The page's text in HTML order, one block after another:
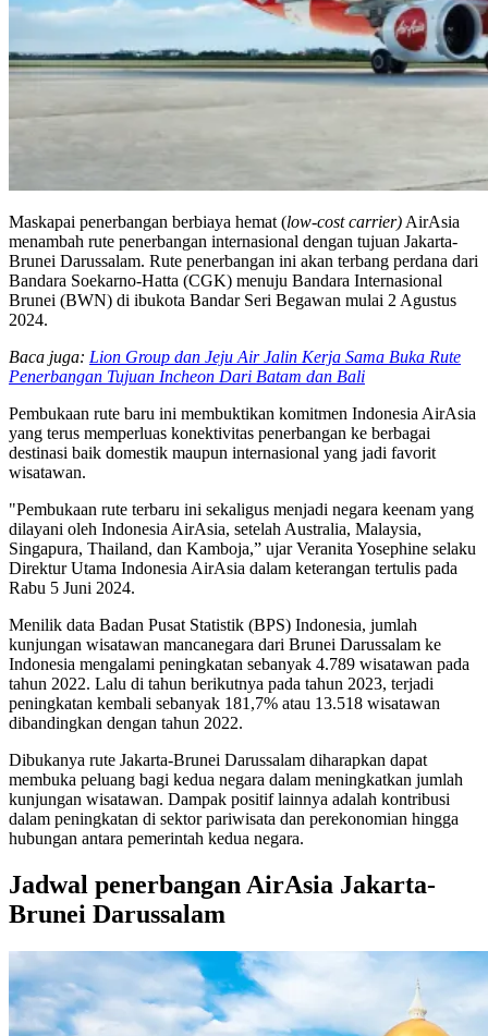
Maskapai penerbangan berbiaya hemat (low-cost carrier) AirAsia
menambah rute penerbangan internasional dengan tujuan Jakarta-
Brunei Darussalam. Rute penerbangan ini akan terbang perdana dari
Bandara Soekarno-Hatta (CGK) menuju Bandara Internasional
Brunei (BWN) di ibukota Bandar Seri Begawan mulai 2 Agustus
2024.
Baca juga: Lion Group dan Jeju Air Jalin Kerja Sama Buka Rute
Penerbangan Tujuan Incheon Dari Batam dan Bali
Pembukaan rute baru ini membuktikan komitmen Indonesia AirAsia
yang terus memperluas konektivitas penerbangan ke berbagai
destinasi baik domestik maupun internasional yang jadi favorit
wisatawan.
"Pembukaan rute terbaru ini sekaligus menjadi negara keenam yang
dilayani oleh Indonesia AirAsia, setelah Australia, Malaysia,
Singapura, Thailand, dan Kamboja,” ujar Veranita Yosephine selaku
Direktur Utama Indonesia AirAsia dalam keterangan tertulis pada
Rabu 5 Juni 2024.
Menilik data Badan Pusat Statistik (BPS) Indonesia, jumlah
kunjungan wisatawan mancanegara dari Brunei Darussalam ke
Indonesia mengalami peningkatan sebanyak 4.789 wisatawan pada
tahun 2022. Lalu di tahun berikutnya pada tahun 2023, terjadi
peningkatan kembali sebanyak 181,7% atau 13.518 wisatawan
dibandingkan dengan tahun 2022.
Dibukanya rute Jakarta-Brunei Darussalam diharapkan dapat
membuka peluang bagi kedua negara dalam meningkatkan jumlah
kunjungan wisatawan. Dampak positif lainnya adalah kontribusi
dalam peningkatan di sektor pariwisata dan perekonomian hingga
hubungan antara pemerintah kedua negara.
Jadwal penerbangan AirAsia Jakarta-
Brunei Darussalam